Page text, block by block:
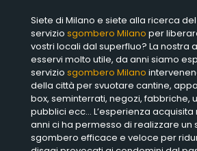
Siete di Milano e siete alla ricerca del
servizio sgombero Milano per
vostri locali dal superfluo? La nostra
esservi molto utile, da anni siamo
servizio sgombero Milano
della città per svuotare cantine,
box, seminterrati, negozi, fabbriche,
pubblici ecc… L’esperienza acquisita
anni ci ha permesso di realizzare un
sgombero efficace e veloce per